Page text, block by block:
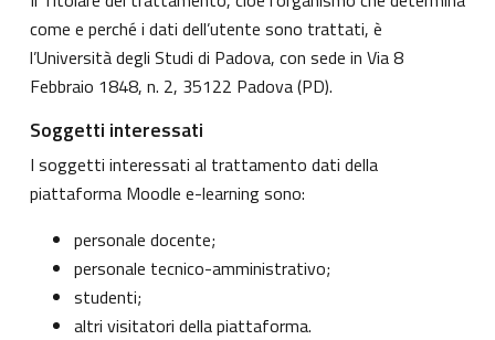
come e perché i dati dell’utente sono trattati, è
l’Università degli Studi di Padova, con sede in Via 8
Febbraio 1848, n. 2, 35122 Padova (PD).
Soggetti interessati
I soggetti interessati al trattamento dati della
piattaforma Moodle e-learning sono:
personale docente;
personale tecnico-amministrativo;
studenti;
altri visitatori della piattaforma.